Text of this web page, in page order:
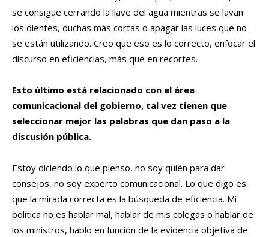
se consigue cerrando la llave del agua mientras se lavan
los dientes, duchas más cortas o apagar las luces que no
se están utilizando. Creo que eso es lo correcto, enfocar el
discurso en eficiencias, más que en recortes.
Esto último está relacionado con el área
comunicacional del gobierno, tal vez tienen que
seleccionar mejor las palabras que dan paso a la
discusión pública.
Estoy diciendo lo que pienso, no soy quién para dar
consejos, no soy experto comunicacional. Lo que digo es
que la mirada correcta es la búsqueda de eficiencia. Mi
política no es hablar mal, hablar de mis colegas o hablar de
los ministros, hablo en función de la evidencia objetiva de